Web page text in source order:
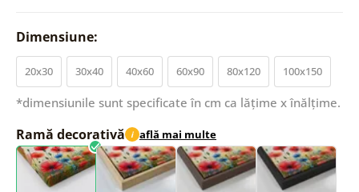
Dimensiune:
20x30 30x40 40x60 60x90 80x120 100x150
*dimensiunile sunt specificate în cm ca lățime x înălțime.
Ramă decorativă i află mai multe